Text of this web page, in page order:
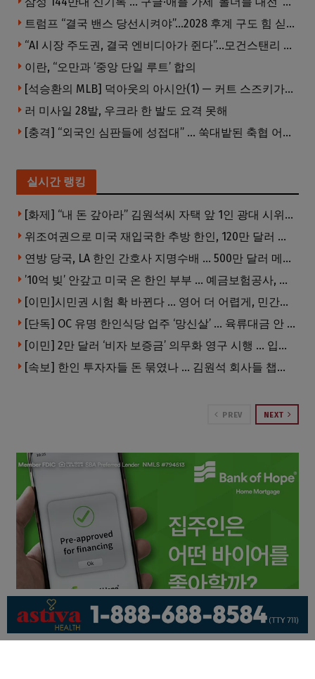
트럼프 “결국 밴스 당선시켜야”…2028 후계 구도 힘 싣나
“AI 시장 주도권, 결국 엔비디아가 쥔다”…모건스탠리 장담
이란, “오만과 ‘중앙 단일 루트’ 합의
[석승환의 MLB] 덕아웃의 아시안(1) — 커트 스즈키가 우리에게 묻는 것
러 미사일 28발, 우크라 한 발도 요격 못해
[충격] “외국인 심판들에 성접대” … 쑥대밭된 축협 어디까지 추락하나
실시간 랭킹
[화제] “내 돈 갚아라” 김원석씨 자택 앞 1인 광대 시위 … 한인 투자사, “108만 달러 못받아”
위조여권으로 미국 재입국한 추방 한인, 120만 달러 은행 사기 행각
연방 당국, LA 한인 간호사 지명수배 … 500만 달러 메디캐어 사기, 선고 직전 한국 도주
’10억 빚’ 안갚고 미국 온 한인 부부 … 예금보험공사, 미국서 소송
[이민]시민권 시험 확 바뀐다 … 영어 더 어렵게, 민간시험 도입 추진
[단독] OC 유명 한인식당 업주 ‘망신살’ … 육류대금 안 갚자 식당서 공개추심
[이민] 2만 달러 ‘비자 보증금’ 의무화 영구 시행 … 입국 문턱 더 높아진다.
[속보] 한인 투자자들 돈 묶였나 … 김원석 회사들 챕터7 강제파산·자진파산 잇따라 신청
PREV NEXT